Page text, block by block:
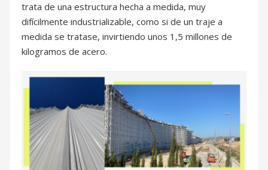
trata de una estructura hecha a medida, muy
difícilmente industrializable, como si de un traje a
medida se tratase, invirtiendo unos 1,5 millones de
kilogramos de acero.